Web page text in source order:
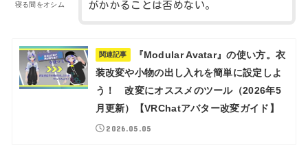
寝る間をオシム がかかることは否めない。
関連記事
『Modular Avatar』の使い方。衣
装改変や小物の出し入れを簡単に設定しよ
う！ 改変にオススメのツール（2026年5
月更新）【VRChatアバター改変ガイド】
2026.05.05